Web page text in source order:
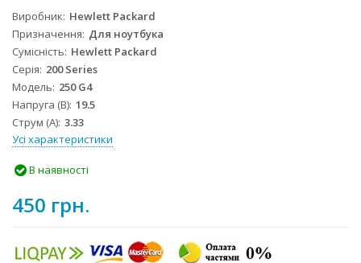
Виробник Hewlett Packard
Призначення Для ноутбука
Сумісність Hewlett Packard
Серія 200 Series
Модель 250 G4
Напруга (В) 19.5
Струм (А) 3.33
Усі характеристики
В наявності
450 грн.